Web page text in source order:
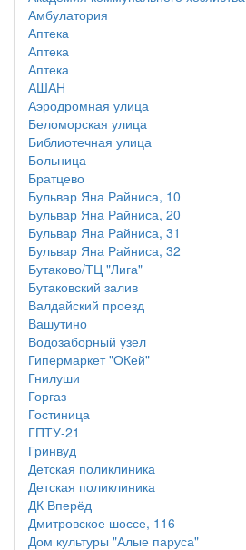
Амбулатория
Аптека
Аптека
Аптека
АШАН
Аэродромная улица
Беломорская улица
Библиотечная улица
Больница
Братцево
Бульвар Яна Райниса, 10
Бульвар Яна Райниса, 20
Бульвар Яна Райниса, 31
Бульвар Яна Райниса, 32
Бутаково/ТЦ "Лига"
Бутаковский залив
Валдайский проезд
Вашутино
Водозаборный узел
Гипермаркет "ОКей"
Гнилуши
Горгаз
Гостиница
ГПТУ-21
Гринвуд
Детская поликлиника
Детская поликлиника
ДК Вперёд
Дмитровское шоссе, 116
Дом культуры "Алые паруса"